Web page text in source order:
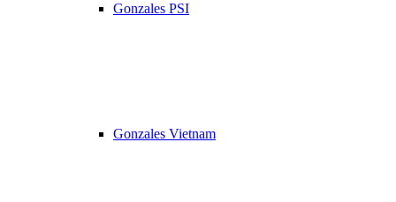
Gonzales PSI
Gonzales Vietnam